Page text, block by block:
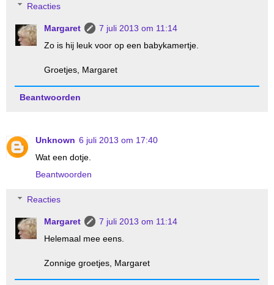
Reacties
Margaret
7 juli 2013 om 11:14
Zo is hij leuk voor op een babykamertje.
Groetjes, Margaret
Beantwoorden
Unknown 6 juli 2013 om 17:40
Wat een dotje.
Beantwoorden
Reacties
Margaret
7 juli 2013 om 11:14
Helemaal mee eens.
Zonnige groetjes, Margaret